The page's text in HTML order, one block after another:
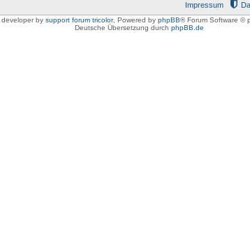
Impressum
developer by support forum tricolor, Powered by phpBB® Forum Software ©
Deutsche Übersetzung durch phpBB.de